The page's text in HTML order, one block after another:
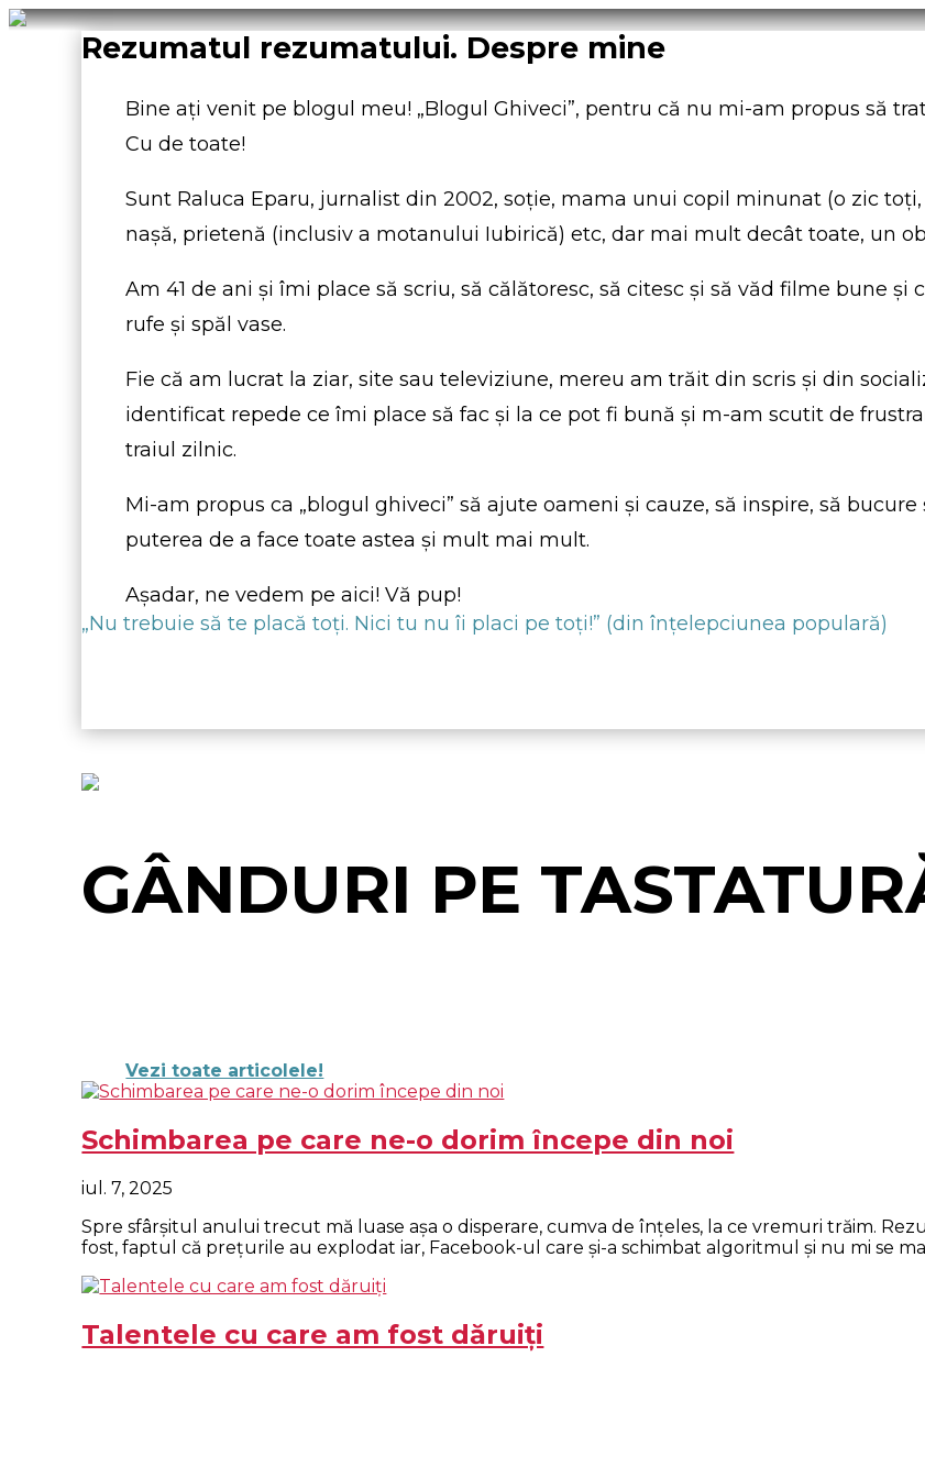
Rezumatul rezumatului. Despre mine
Bine ați venit pe blogul meu! „Blogul Ghiveci”, pentru că nu mi-am propus să
Cu de toate!
Sunt Raluca Eparu, jurnalist din 2002, soție, mama unui copil minunat (o zic
naşă, prietenă (inclusiv a motanului Iubirică) etc, dar mai mult decât toate, un
Am 41 de ani și îmi place să scriu, să călătoresc, să citesc și să văd filme bune
rufe şi spăl vase.
Fie că am lucrat la ziar, site sau televiziune, mereu am trăit din scris şi din
identificat repede ce îmi place să fac şi la ce pot fi bună şi m-am scutit de
traiul zilnic.
Mi-am propus ca „blogul ghiveci” să ajute oameni şi cauze, să inspire, să
puterea de a face toate astea şi mult mai mult.
Aşadar, ne vedem pe aici! Vă pup!
„Nu trebuie să te placă toţi. Nici tu nu îi placi pe toţi!” (din înţelepciunea populară)
GÂNDURI PE
Vezi toate articolele!
Schimbarea pe care ne-o dorim începe din noi
iul. 7, 2025
Spre sfârşitul anului trecut mă luase aşa o disperare, cumva de înţeles, la ce vremuri trăim.
fost, faptul că preţurile au explodat iar, Facebook-ul care şi-a schimbat algoritmul şi nu mi se
Talentele cu care am fost dăruiţi